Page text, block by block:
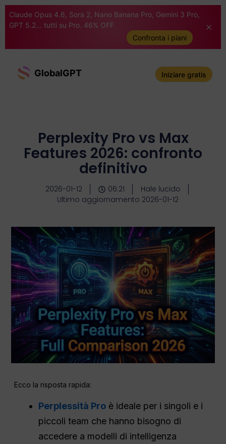
Claude Opus 4.6, Sora 2, Nano Banana Pro, Gemini 3 Pro,
GPT 5.2... tutti su Pro. 46% OFF
Confronta i piani
GlobalGPT Iniziare gratis
Perplexity Pro vs Max
Features 2026: confronto
definitivo
2026-01-12 06:21
Hale lucido
Ultimo aggiornamento 2026-01-12
Ecco la risposta rapida:
Perplessità Pro è ideale per i singoli e i
piccoli team che hanno bisogno di
accedere a modelli di intelligenza